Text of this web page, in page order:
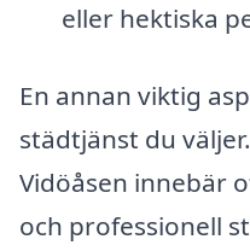
eller hektiska
En annan viktig
städtjänst du
Vidöåsen innebär
och professionell